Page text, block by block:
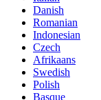
Danish
Romanian
Indonesian
Czech
Afrikaans
Swedish
Polish
Basque